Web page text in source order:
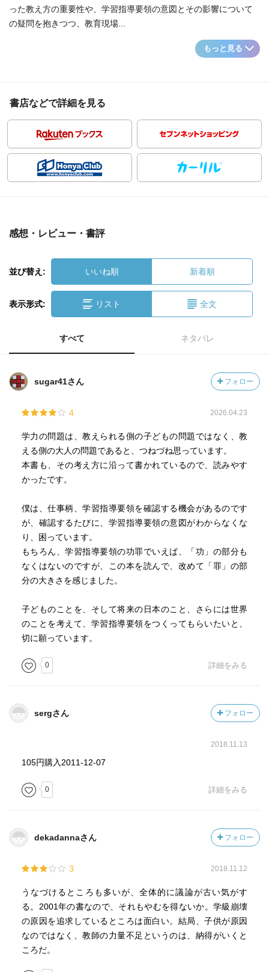
った教え方の重要性や、学習指導要領の意図とその影響について
の疑問を抱きつつ、教育現場...
もっと見る
書店などで詳細を見る
感想・レビュー・書評
並び替え: いいね順 新着順
表示形式: リスト 全文
すべて ネタバレ
sugar41さん フォロー
4 2026.04.23
学力の問題は、教えられる側の子どもの問題ではなく、教
える側の大人の問題であると、つねづね思っています。
本書も、その考え方に沿って書かれているので、読みやす
かったです。
僕は、仕事柄、学習指導要領を確認する機会があるのです
が、確認するたびに、学習指導要領の意図がわからなくな
り、困っています。
もちろん、学習指導要領の功罪でいえば、「功」の部分も
なくはないのですが、この本を読んで、改めて「罪」の部
分の大きさを感じました。
子どものことを、そして将来の日本のこと、さらには世界
のことを考えて、学習指導要領をつくってもらいたいと、
切に願っています。
0 詳細をみる
sergさん フォロー
2018.11.13
105円購入2011-12-07
0 詳細をみる
dekadannaさん フォロー
3 2018.11.12
うなづけるところも多いが、全体的に議論が古い気がす
る。2001年の書なので、それもやむを得ないか。学級崩壊
の原因を追求しているところは面白い。結局、子供が原因
なのではなく、教師の力量不足というのは、納得がいくと
ころだ。